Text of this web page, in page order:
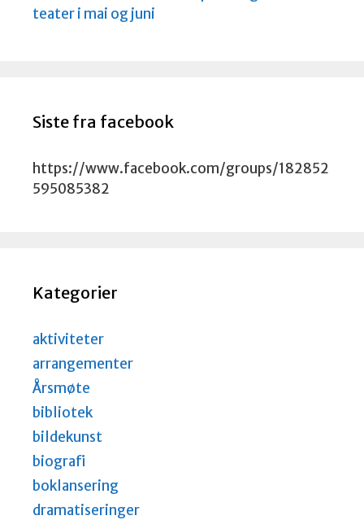
teater i mai og juni
Siste fra facebook
https://www.facebook.com/groups/182852
595085382
Kategorier
aktiviteter
arrangementer
Årsmøte
bibliotek
bildekunst
biografi
boklansering
dramatiseringer